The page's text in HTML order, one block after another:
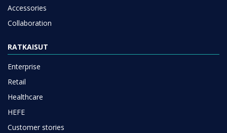
Accessories
Collaboration
RATKAISUT
Enterprise
Retail
Healthcare
HEFE
Customer stories